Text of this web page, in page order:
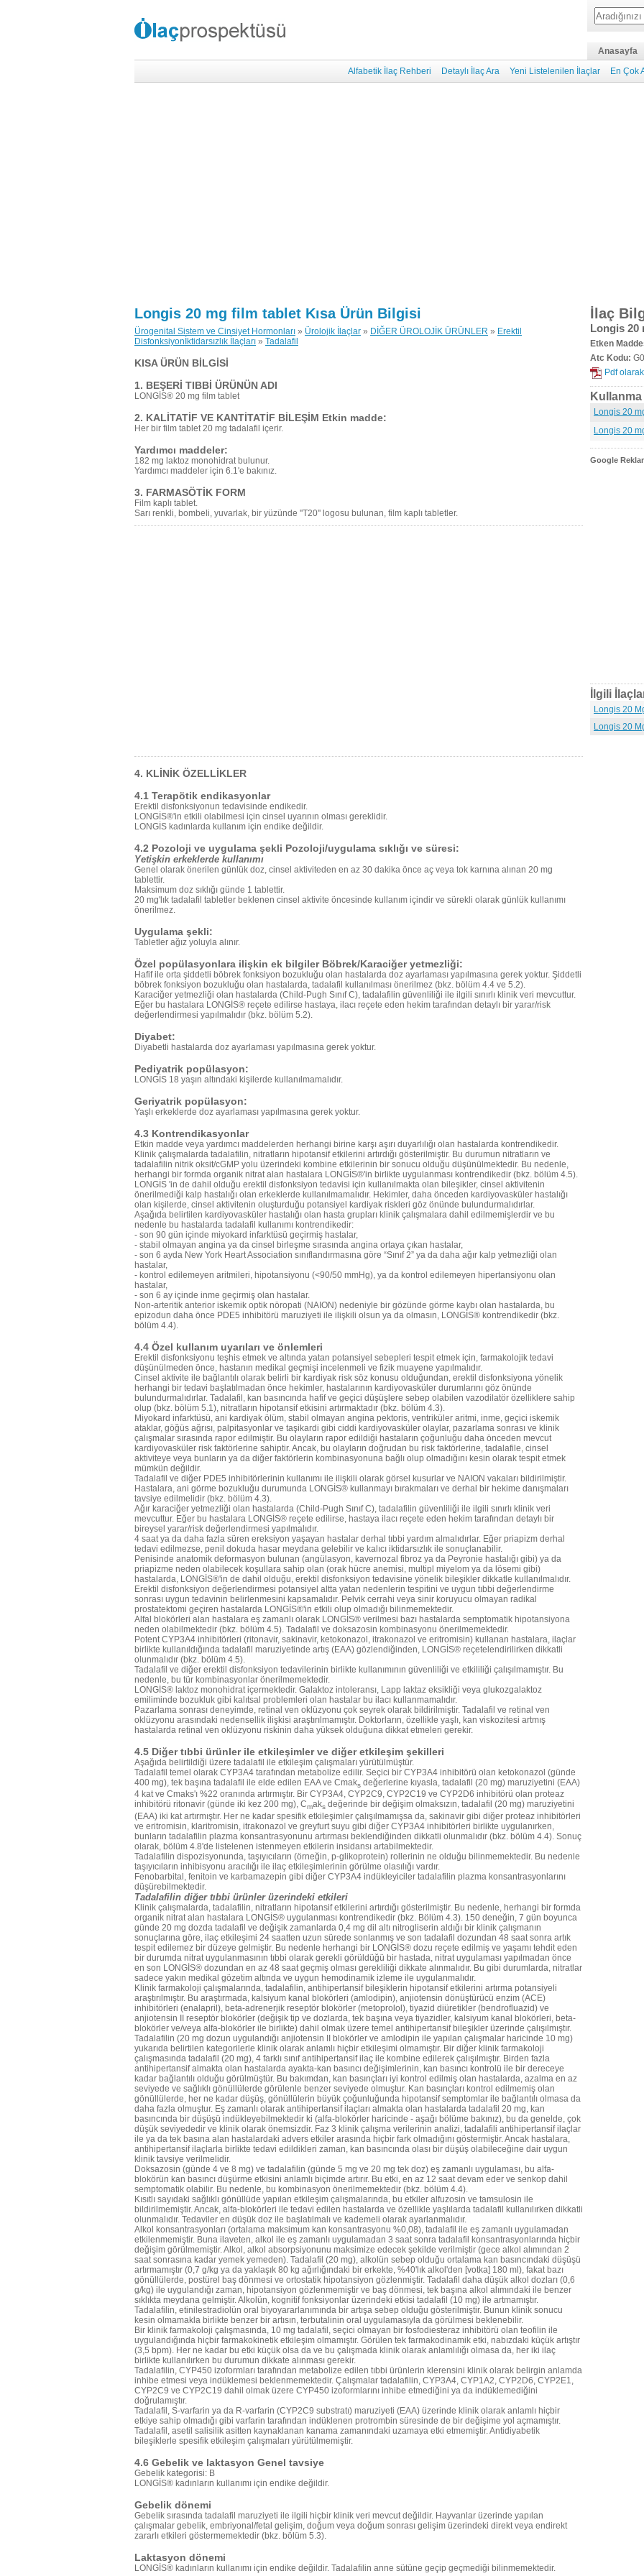
Anasayfa
Alfabetik İlaç Rehberi
Detaylı İlaç Ara Yeni Listelenilen İlaçlar En Çok
Longis 20 mg film tablet Kısa Ürün Bilgisi
Ürogenital Sistem ve Cinsiyet Hormonları » Ürolojik İlaçlar » DİĞER ÜROLOJİK ÜRÜNLER » Erektil
Disfonksiyonİktidarsızlık İlaçları » Tadalafil
KISA ÜRÜN BİLGİSİ
1. BEŞERİ TIBBİ ÜRÜNÜN ADI
LONGİS® 20 mg film tablet
2. KALİTATİF VE KANTİTATİF BİLEŞİM Etkin madde:
Her bir film tablet 20 mg tadalafil içerir.
Yardımcı maddeler:
182 mg laktoz monohidrat bulunur.
Yardımcı maddeler için 6.1'e bakınız.
3. FARMASÖTİK FORM
Film kaplı tablet.
Sarı renkli, bombeli, yuvarlak, bir yüzünde ''T20'' logosu bulunan, film kaplı tabletler.
4. KLİNİK ÖZELLİKLER
4.1 Terapötik endikasyonlar
Erektil disfonksiyonun tedavisinde endikedir.
LONGİS®'in etkili olabilmesi için cinsel uyarının olması gereklidir.
LONGİS kadınlarda kullanım için endike değildir.
4.2 Pozoloji ve uygulama şekli Pozoloji/uygulama sıklığı ve süresi:
Yetişkin erkeklerde kullanımı
Genel olarak önerilen günlük doz, cinsel aktiviteden en az 30 dakika önce aç veya tok karnına alınan 20 mg
tablettir.
Maksimum doz sıklığı günde 1 tablettir.
20 mg'lık tadalafil tabletler beklenen cinsel aktivite öncesinde kullanım içindir ve sürekli olarak günlük kullanımı
önerilmez.
Uygulama şekli:
Tabletler ağız yoluyla alınır.
Özel popülasyonlara ilişkin ek bilgiler Böbrek/Karaciğer yetmezliği:
Hafif ile orta şiddetli böbrek fonksiyon bozukluğu olan hastalarda doz ayarlaması yapılmasına gerek yoktur. Şiddetli
böbrek fonksiyon bozukluğu olan hastalarda, tadalafil kullanılması önerilmez (bkz. bölüm 4.4 ve 5.2).
Karaciğer yetmezliği olan hastalarda (Child-Pugh Sınıf C), tadalafilin güvenliliği ile ilgili sınırlı klinik veri mevcuttur.
Eğer bu hastalara LONGİS® reçete edilirse hastaya, ilacı reçete eden hekim tarafından detaylı bir yarar/risk
değerlendirmesi yapılmalıdır (bkz. bölüm 5.2).
Diyabet:
Diyabetli hastalarda doz ayarlaması yapılmasına gerek yoktur.
Pediyatrik popülasyon:
LONGİS 18 yaşın altındaki kişilerde kullanılmamalıdır.
Geriyatrik popülasyon:
Yaşlı erkeklerde doz ayarlaması yapılmasına gerek yoktur.
4.3 Kontrendikasyonlar
Etkin madde veya yardımcı maddelerden herhangi birine karşı aşırı duyarlılığı olan hastalarda kontrendikedir.
Klinik çalışmalarda tadalafilin, nitratların hipotansif etkilerini artırdığı gösterilmiştir. Bu durumun nitratların ve
tadalafilin nitrik oksit/cGMP yolu üzerindeki kombine etkilerinin bir sonucu olduğu düşünülmektedir. Bu nedenle,
herhangi bir formda organik nitrat alan hastalara LONGİS®'in birlikte uygulanması kontrendikedir (bkz. bölüm 4.5).
LONGİS 'in de dahil olduğu erektil disfonksiyon tedavisi için kullanılmakta olan bileşikler, cinsel aktivitenin
önerilmediği kalp hastalığı olan erkeklerde kullanılmamalıdır. Hekimler, daha önceden kardiyovasküler hastalığı
olan kişilerde, cinsel aktivitenin oluşturduğu potansiyel kardiyak riskleri göz önünde bulundurmalıdırlar.
Aşağıda belirtilen kardiyovasküler hastalığı olan hasta grupları klinik çalışmalara dahil edilmemişlerdir ve bu
nedenle bu hastalarda tadalafil kullanımı kontrendikedir:
- son 90 gün içinde miyokard infarktüsü geçirmiş hastalar,
- stabil olmayan angina ya da cinsel birleşme sırasında angina ortaya çıkan hastalar,
- son 6 ayda New York Heart Association sınıflandırmasına göre “Sınıf 2” ya da daha ağır kalp yetmezliği olan
hastalar,
- kontrol edilemeyen aritmileri, hipotansiyonu (<90/50 mmHg), ya da kontrol edilemeyen hipertansiyonu olan
hastalar,
- son 6 ay içinde inme geçirmiş olan hastalar.
Non-arteritik anterior iskemik optik nöropati (NAION) nedeniyle bir gözünde görme kaybı olan hastalarda, bu
epizodun daha önce PDE5 inhibitörü maruziyeti ile ilişkili olsun ya da olmasın, LONGİS® kontrendikedir (bkz.
bölüm 4.4).
4.4 Özel kullanım uyarıları ve önlemleri
Erektil disfonksiyonu teşhis etmek ve altında yatan potansiyel sebepleri tespit etmek için, farmakolojik tedavi
düşünülmeden önce, hastanın medikal geçmişi incelenmeli ve fizik muayene yapılmalıdır.
Cinsel aktivite ile bağlantılı olarak belirli bir kardiyak risk söz konusu olduğundan, erektil disfonksiyona yönelik
herhangi bir tedavi başlatılmadan önce hekimler, hastalarının kardiyovasküler durumlarını göz önünde
bulundurmalıdırlar. Tadalafil, kan basıncında hafif ve geçici düşüşlere sebep olabilen vazodilatör özelliklere sahip
olup (bkz. bölüm 5.1), nitratların hipotansif etkisini artırmaktadır (bkz. bölüm 4.3).
Miyokard infarktüsü, ani kardiyak ölüm, stabil olmayan angina pektoris, ventriküler aritmi, inme, geçici iskemik
ataklar, göğüs ağrısı, palpitasyonlar ve taşikardi gibi ciddi kardiyovasküler olaylar, pazarlama sonrası ve klinik
çalışmalar sırasında rapor edilmiştir. Bu olayların rapor edildiği hastaların çoğunluğu daha önceden mevcut
kardiyovasküler risk faktörlerine sahiptir. Ancak, bu olayların doğrudan bu risk faktörlerine, tadalafile, cinsel
aktiviteye veya bunların ya da diğer faktörlerin kombinasyonuna bağlı olup olmadığını kesin olarak tespit etmek
mümkün değildir.
Tadalafil ve diğer PDE5 inhibitörlerinin kullanımı ile ilişkili olarak görsel kusurlar ve NAION vakaları bildirilmiştir.
Hastalara, ani görme bozukluğu durumunda LONGİS® kullanmayı bırakmaları ve derhal bir hekime danışmaları
tavsiye edilmelidir (bkz. bölüm 4.3).
Ağır karaciğer yetmezliği olan hastalarda (Child-Pugh Sınıf C), tadalafilin güvenliliği ile ilgili sınırlı klinik veri
mevcuttur. Eğer bu hastalara LONGİS® reçete edilirse, hastaya ilacı reçete eden hekim tarafından detaylı bir
bireysel yarar/risk değerlendirmesi yapılmalıdır.
4 saat ya da daha fazla süren ereksiyon yaşayan hastalar derhal tıbbi yardım almalıdırlar. Eğer priapizm derhal
tedavi edilmezse, penil dokuda hasar meydana gelebilir ve kalıcı iktidarsızlık ile sonuçlanabilir.
Penisinde anatomik deformasyon bulunan (angülasyon, kavernozal fibroz ya da Peyronie hastalığı gibi) ya da
priapizme neden olabilecek koşullara sahip olan (orak hücre anemisi, multipl miyelom ya da lösemi gibi)
hastalarda, LONGİS®'in de dahil olduğu, erektil disfonksiyon tedavisine yönelik bileşikler dikkatle kullanılmalıdır.
Erektil disfonksiyon değerlendirmesi potansiyel altta yatan nedenlerin tespitini ve uygun tıbbi değerlendirme
sonrası uygun tedavinin belirlenmesini kapsamalıdır. Pelvik cerrahi veya sinir koruyucu olmayan radikal
prostatektomi geçiren hastalarda LONGİS®'in etkili olup olmadığı bilinmemektedir.
Alfal blokörleri alan hastalara eş zamanlı olarak LONGİS® verilmesi bazı hastalarda semptomatik hipotansiyona
neden olabilmektedir (bkz. bölüm 4.5). Tadalafil ve doksazosin kombinasyonu önerilmemektedir.
Potent CYP3A4 inhibitörleri (ritonavir, sakinavir, ketokonazol, itrakonazol ve eritromisin) kullanan hastalara, ilaçlar
birlikte kullanıldığında tadalafil maruziyetinde artış (EAA) gözlendiğinden, LONGİS® reçetelendirilirken dikkatli
olunmalıdır (bkz. bölüm 4.5).
Tadalafil ve diğer erektil disfonksiyon tedavilerinin birlikte kullanımının güvenliliği ve etkililiği çalışılmamıştır. Bu
nedenle, bu tür kombinasyonlar önerilmemektedir.
LONGİS® laktoz monohidrat içermektedir. Galaktoz intoleransı, Lapp laktaz eksikliği veya glukozgalaktoz
emiliminde bozukluk gibi kalıtsal problemleri olan hastalar bu ilacı kullanmamalıdır.
Pazarlama sonrası deneyimde, retinal ven oklüzyonu çok seyrek olarak bildirilmiştir. Tadalafil ve retinal ven
oklüzyonu arasındaki nedensellik ilişkisi araştırılmamıştır. Doktorların, özellikle yaşlı, kan viskozitesi artmış
hastalarda retinal ven oklüzyonu riskinin daha yüksek olduğuna dikkat etmeleri gerekir.
4.5 Diğer tıbbi ürünler ile etkileşimler ve diğer etkileşim şekilleri
Aşağıda belirtildiği üzere tadalafil ile etkileşim çalışmaları yürütülmüştür.
Tadalafil temel olarak CYP3A4 tarafından metabolize edilir. Seçici bir CYP3A4 inhibitörü olan ketokonazol (günde
400 mg), tek başına tadalafil ile elde edilen EAA ve Cmaks değerlerine kıyasla, tadalafil (20 mg) maruziyetini (EAA)
4 kat ve Cmaks'ı %22 oranında artırmıştır. Bir CYP3A4, CYP2C9, CYP2C19 ve CYP2D6 inhibitörü olan proteaz
inhibitörü ritonavir (günde iki kez 200 mg), Cmaks değerinde bir değişim olmaksızın, tadalafil (20 mg) maruziyetini
(EAA) iki kat artırmıştır. Her ne kadar spesifik etkileşimler çalışılmamışsa da, sakinavir gibi diğer proteaz inhibitörleri
ve eritromisin, klaritromisin, itrakonazol ve greyfurt suyu gibi diğer CYP3A4 inhibitörleri birlikte uygulanırken,
bunların tadalafilin plazma konsantrasyonunu artırması beklendiğinden dikkatli olunmalıdır (bkz. bölüm 4.4). Sonuç
olarak, bölüm 4.8'de listelenen istenmeyen etkilerin insidansı artabilmektedir.
Tadalafilin dispozisyonunda, taşıyıcıların (örneğin, p-glikoprotein) rollerinin ne olduğu bilinmemektedir. Bu nedenle
taşıyıcıların inhibisyonu aracılığı ile ilaç etkileşimlerinin görülme olasılığı vardır.
Fenobarbital, fenitoin ve karbamazepin gibi diğer CYP3A4 indükleyiciler tadalafilin plazma konsantrasyonlarını
düşürebilmektedir.
Tadalafilin diğer tıbbi ürünler üzerindeki etkileri
Klinik çalışmalarda, tadalafilin, nitratların hipotansif etkilerini artırdığı gösterilmiştir. Bu nedenle, herhangi bir formda
organik nitrat alan hastalara LONGİS® uygulanması kontrendikedir (bkz. Bölüm 4.3). 150 deneğin, 7 gün boyunca
günde 20 mg dozda tadalafil ve değişik zamanlarda 0,4 mg dil altı nitrogliserin aldığı bir klinik çalışmanın
sonuçlarına göre, ilaç etkileşimi 24 saatten uzun sürede sonlanmış ve son tadalafil dozundan 48 saat sonra artık
tespit edilemez bir düzeye gelmiştir. Bu nedenle herhangi bir LONGİS® dozu reçete edilmiş ve yaşamı tehdit eden
bir durumda nitrat uygulanmasının tıbbi olarak gerekli görüldüğü bir hastada, nitrat uygulaması yapılmadan önce
en son LONGİS® dozundan en az 48 saat geçmiş olması gerekliliği dikkate alınmalıdır. Bu gibi durumlarda, nitratlar
sadece yakın medikal gözetim altında ve uygun hemodinamik izleme ile uygulanmalıdır.
Klinik farmakoloji çalışmalarında, tadalafilin, antihipertansif bileşiklerin hipotansif etkilerini artırma potansiyeli
araştırılmıştır. Bu araştırmada, kalsiyum kanal blokörleri (amlodipin), anjiotensin dönüştürücü enzim (ACE)
inhibitörleri (enalapril), beta-adrenerjik reseptör blokörler (metoprolol), tiyazid diüretikler (bendrofluazid) ve
anjiotensin II reseptör blokörler (değişik tip ve dozlarda, tek başına veya tiyazidler, kalsiyum kanal blokörleri, beta-
blokörler ve/veya alfa-blokörler ile birlikte) dahil olmak üzere temel antihipertansif bileşikler üzerinde çalışılmıştır.
Tadalafilin (20 mg dozun uygulandığı anjiotensin II blokörler ve amlodipin ile yapılan çalışmalar haricinde 10 mg)
yukarıda belirtilen kategorilerle klinik olarak anlamlı hiçbir etkileşimi olmamıştır. Bir diğer klinik farmakoloji
çalışmasında tadalafil (20 mg), 4 farklı sınıf antihipertansif ilaç ile kombine edilerek çalışılmıştır. Birden fazla
antihipertansif almakta olan hastalarda ayakta-kan basıncı değişimlerinin, kan basıncı kontrolü ile bir dereceye
kadar bağlantılı olduğu görülmüştür. Bu bakımdan, kan basınçları iyi kontrol edilmiş olan hastalarda, azalma en az
seviyede ve sağlıklı gönüllülerde görülenle benzer seviyede olmuştur. Kan basınçları kontrol edilmemiş olan
gönüllülerde, her ne kadar düşüş, gönüllülerin büyük çoğunluğunda hipotansif semptomlar ile bağlantılı olmasa da
daha fazla olmuştur. Eş zamanlı olarak antihipertansif ilaçları almakta olan hastalarda tadalafil 20 mg, kan
basıncında bir düşüşü indükleyebilmektedir ki (alfa-blokörler haricinde - aşağı bölüme bakınız), bu da genelde, çok
düşük seviyededir ve klinik olarak önemsizdir. Faz 3 klinik çalışma verilerinin analizi, tadalafili antihipertansif ilaçlar
ile ya da tek basına alan hastalardaki advers etkiler arasında hiçbir fark olmadığını göstermiştir. Ancak hastalara,
antihipertansif ilaçlarla birlikte tedavi edildikleri zaman, kan basıncında olası bir düşüş olabileceğine dair uygun
klinik tavsiye verilmelidir.
Doksazosin (günde 4 ve 8 mg) ve tadalafilin (günde 5 mg ve 20 mg tek doz) eş zamanlı uygulaması, bu alfa-
blokörün kan basıncı düşürme etkisini anlamlı biçimde artırır. Bu etki, en az 12 saat devam eder ve senkop dahil
semptomatik olabilir. Bu nedenle, bu kombinasyon önerilmemektedir (bkz. bölüm 4.4).
Kısıtlı sayıdaki sağlıklı gönüllüde yapılan etkileşim çalışmalarında, bu etkiler alfuzosin ve tamsulosin ile
bildirilmemiştir. Ancak, alfa-blokörleri ile tedavi edilen hastalarda ve özellikle yaşlılarda tadalafil kullanılırken dikkatli
olunmalıdır. Tedaviler en düşük doz ile başlatılmalı ve kademeli olarak ayarlanmalıdır.
Alkol konsantrasyonları (ortalama maksimum kan konsantrasyonu %0,08), tadalafil ile eş zamanlı uygulamadan
etkilenmemiştir. Buna ilaveten, alkol ile eş zamanlı uygulamadan 3 saat sonra tadalafil konsantrasyonlarında hiçbir
değişim görülmemiştir. Alkol, alkol absorpsiyonunu maksimize edecek şekilde verilmiştir (gece alkol alımından 2
saat sonrasına kadar yemek yemeden). Tadalafil (20 mg), alkolün sebep olduğu ortalama kan basıncındaki düşüşü
artırmamıştır (0,7 g/kg ya da yaklaşık 80 kg ağırlığındaki bir erkekte, %40'lık alkol'den [votka] 180 ml), fakat bazı
gönüllülerde, postürel baş dönmesi ve ortostatik hipotansiyon gözlenmiştir. Tadalafil daha düşük alkol dozları (0,6
g/kg) ile uygulandığı zaman, hipotansiyon gözlenmemiştir ve baş dönmesi, tek başına alkol alımındaki ile benzer
sıklıkta meydana gelmiştir. Alkolün, kognitif fonksiyonlar üzerindeki etkisi tadalafil (10 mg) ile artmamıştır.
Tadalafilin, etinilestradiolün oral biyoyararlanımında bir artışa sebep olduğu gösterilmiştir. Bunun klinik sonucu
kesin olmamakla birlikte benzer bir artısın, terbutalinin oral uygulamasıyla da görülmesi beklenebilir.
Bir klinik farmakoloji çalışmasında, 10 mg tadalafil, seçici olmayan bir fosfodiesteraz inhibitörü olan teofilin ile
uygulandığında hiçbir farmakokinetik etkileşim olmamıştır. Görülen tek farmakodinamik etki, nabızdaki küçük artıştır
(3,5 bpm). Her ne kadar bu etki küçük olsa da ve bu çalışmada klinik olarak anlamlılığı olmasa da, her iki ilaç
birlikte kullanılırken bu durumun dikkate alınması gerekir.
Tadalafilin, CYP450 izoformları tarafından metabolize edilen tıbbi ürünlerin klerensini klinik olarak belirgin anlamda
inhibe etmesi veya indüklemesi beklenmemektedir. Çalışmalar tadalafilin, CYP3A4, CYP1A2, CYP2D6, CYP2E1,
CYP2C9 ve CYP2C19 dahil olmak üzere CYP450 izoformlarını inhibe etmediğini ya da indüklemediğini
doğrulamıştır.
Tadalafil, S-varfarin ya da R-varfarin (CYP2C9 substratı) maruziyeti (EAA) üzerinde klinik olarak anlamlı hiçbir
etkiye sahip olmadığı gibi varfarin tarafından indüklenen protrombin süresinde de bir değişime yol açmamıştır.
Tadalafil, asetil salisilik asitten kaynaklanan kanama zamanındaki uzamaya etki etmemiştir. Antidiyabetik
bileşiklerle spesifik etkileşim çalışmaları yürütülmemiştir.
4.6 Gebelik ve laktasyon Genel tavsiye
Gebelik kategorisi: B
LONGİS® kadınların kullanımı için endike değildir.
Gebelik dönemi
Gebelik sırasında tadalafil maruziyeti ile ilgili hiçbir klinik veri mevcut değildir. Hayvanlar üzerinde yapılan
çalışmalar gebelik, embriyonal/fetal gelişim, doğum veya doğum sonrası gelişim üzerindeki direkt veya endirekt
zararlı etkileri göstermemektedir (bkz. bölüm 5.3).
Laktasyon dönemi
LONGİS® kadınların kullanımı için endike değildir. Tadalafilin anne sütüne geçip geçmediği bilinmemektedir.
İlaç
Longis 20
Etken
Atc Kodu:
Pdf
Longis 20
Longis 20
Google
İlgili
Longis 20
Longis 20